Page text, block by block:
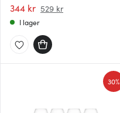
344 kr 529 kr
I lager
30%